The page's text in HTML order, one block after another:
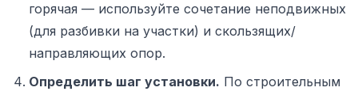
горячая — используйте сочетание неподвижных
(для разбивки на участки) и скользящих/
направляющих опор.
Определить шаг установки. По строительным